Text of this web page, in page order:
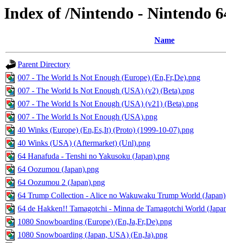
Index of /Nintendo - Nintendo
Name
Parent Directory
007 - The World Is Not Enough (Europe) (En,Fr,De).png
007 - The World Is Not Enough (USA) (v2) (Beta).png
007 - The World Is Not Enough (USA) (v21) (Beta).png
007 - The World Is Not Enough (USA).png
40 Winks (Europe) (En,Es,It) (Proto) (1999-10-07).png
40 Winks (USA) (Aftermarket) (Unl).png
64 Hanafuda - Tenshi no Yakusoku (Japan).png
64 Oozumou (Japan).png
64 Oozumou 2 (Japan).png
64 Trump Collection - Alice no Wakuwaku Trump World
64 de Hakken!! Tamagotchi - Minna de Tamagotchi World
1080 Snowboarding (Europe) (En,Ja,Fr,De).png
1080 Snowboarding (Japan, USA) (En,Ja).png